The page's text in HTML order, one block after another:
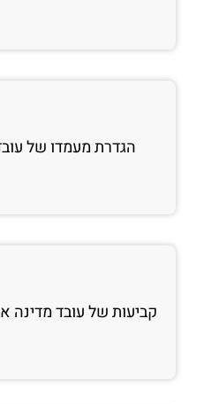
הגדרת מעמדו של
קביעות של עובד מדינה